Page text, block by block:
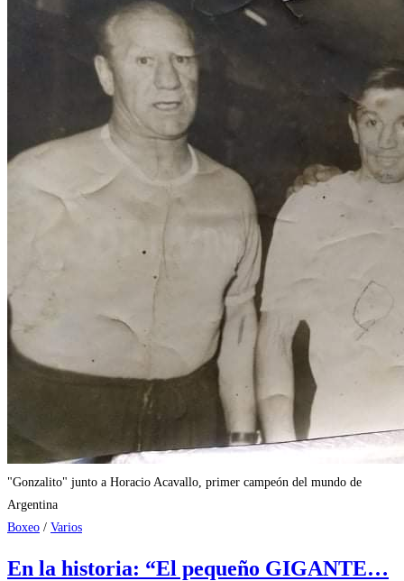
"Gonzalito" junto a Horacio Acavallo, primer campeón del mundo de
Argentina
Boxeo / Varios
En la historia: “El pequeño GIGANTE…